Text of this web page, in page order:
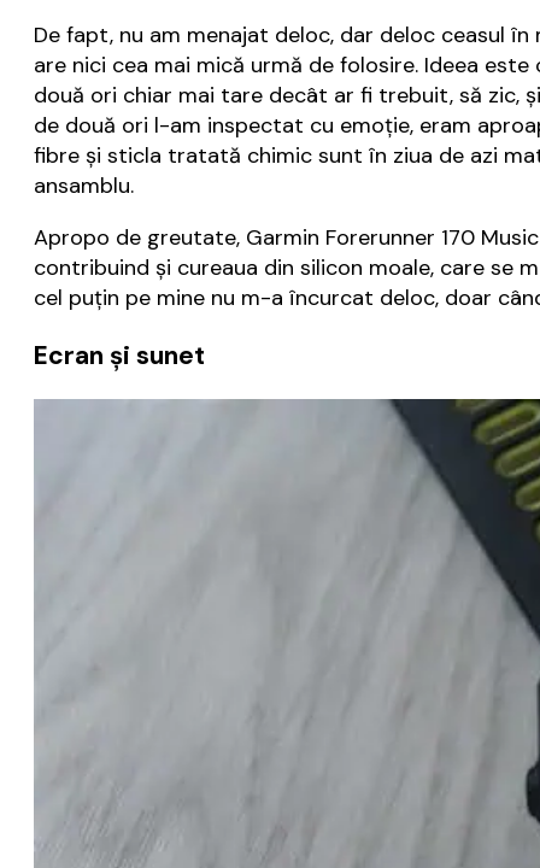
De fapt, nu am menajat deloc, dar deloc ceasul
are nici cea mai mică urmă de folosire. Ideea
două ori chiar mai tare decât ar fi trebuit, să zic,
de două ori l-am inspectat cu emoție, eram
fibre și sticla tratată chimic sunt în ziua de azi
ansamblu.
Apropo de greutate, Garmin Forerunner 170
contribuind și cureaua din silicon moale, care se
cel puțin pe mine nu m-a încurcat deloc, doar
Ecran și sunet